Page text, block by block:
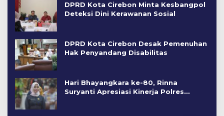
DPRD Kota Cirebon Minta Kesbangpol
Deteksi Dini Kerawanan Sosial
DPRD Kota Cirebon Desak Pemenuhan
Hak Penyandang Disabilitas
Hari Bhayangkara ke-80, Rinna
Suryanti Apresiasi Kinerja Polres